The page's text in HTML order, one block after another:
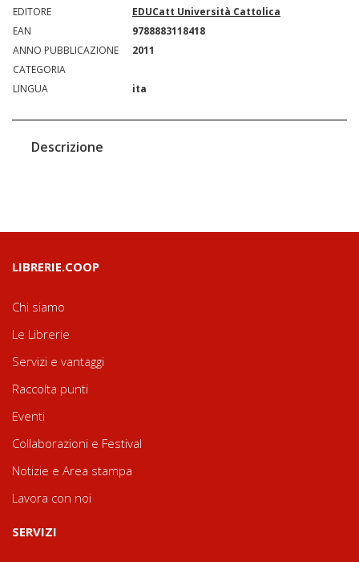
EDITORE
EDUCatt Università Cattolica
EAN
9788883118418
ANNO PUBBLICAZIONE
2011
CATEGORIA
LINGUA
ita
Descrizione
LIBRERIE.COOP
Chi siamo
Le Librerie
Servizi e vantaggi
Raccolta punti
Eventi
Collaborazioni e Festival
Notizie e Area stampa
Lavora con noi
SERVIZI